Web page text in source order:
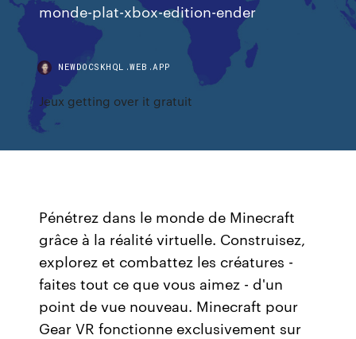
monde-plat-xbox-edition-ender
NEWDOCSKHQL.WEB.APP
Jeux getting over it gratuit
Pénétrez dans le monde de Minecraft
grâce à la réalité virtuelle. Construisez,
explorez et combattez les créatures -
faites tout ce que vous aimez - d'un
point de vue nouveau. Minecraft pour
Gear VR fonctionne exclusivement sur